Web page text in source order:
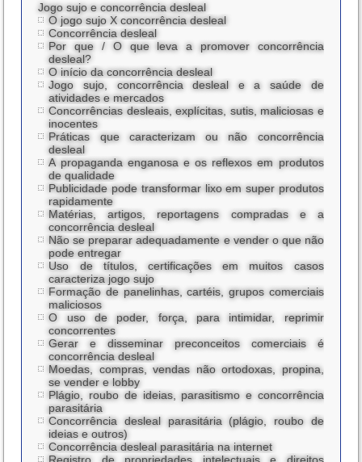
Jogo sujo e concorrência desleal
O jogo sujo X concorrência desleal
Concorrência desleal
Por que / O que leva a promover concorrência
desleal?
O início da concorrência desleal
Jogo sujo, concorrência desleal e a saúde de
atividades e mercados
Concorrências desleais, explícitas, sutis, maliciosas e
inocentes
Práticas que caracterizam ou não concorrência
desleal
A propaganda enganosa e os reflexos em produtos
de qualidade
Publicidade pode transformar lixo em super produtos
rapidamente
Matérias, artigos, reportagens compradas e a
concorrência desleal
Não se preparar adequadamente e vender o que não
pode entregar
Uso de títulos, certificações em muitos casos
caracteriza jogo sujo
Formação de panelinhas, cartéis, grupos comerciais
maliciosos
O uso de poder, força, para intimidar, reprimir
concorrentes
Gerar e disseminar preconceitos comerciais é
concorrência desleal
Moedas, compras, vendas não ortodoxas, propina,
se vender e lobby
Plágio, roubo de ideias, parasitismo e concorrência
parasitária
Concorrência desleal parasitária (plágio, roubo de
ideias e outros)
Concorrência desleal parasitária na internet